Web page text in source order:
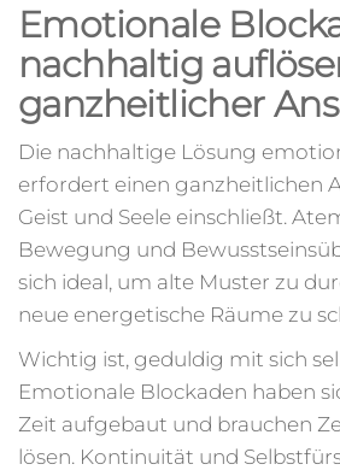
Emotionale
nachhaltig
ganzheitlicher
Die nachhaltige Lösung
erfordert einen ganzheitlichen
Geist und Seele einschließt.
Bewegung und
sich ideal, um alte Muster zu
neue energetische Räume zu
Wichtig ist, geduldig mit sich
Emotionale Blockaden haben
Zeit aufgebaut und brauchen
lösen. Kontinuität und